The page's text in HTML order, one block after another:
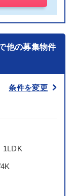
他の募集物件
条件を変更
1LDK